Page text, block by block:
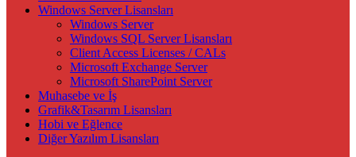
Windows Server Lisansları
Windows Server
Windows SQL Server Lisansları
Client Access Licenses / CALs
Microsoft Exchange Server
Microsoft SharePoint Server
Muhasebe ve İş
Grafik&Tasarım Lisansları
Hobi ve Eğlence
Diğer Yazılım Lisansları